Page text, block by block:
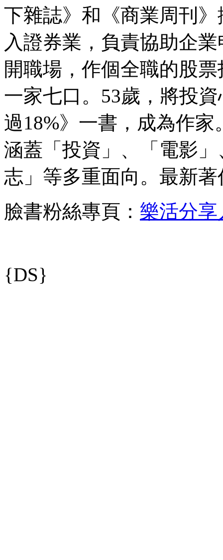
下雜誌》和《商業周刊
入證券業，負責協助企
開職場，作個全職的股
一家七口。53歲，將投
過18%》一書，成為作
涵蓋「投資」、「電影
志」等多重面向。最新著
臉書粉絲專頁： 樂活分享
{DS}